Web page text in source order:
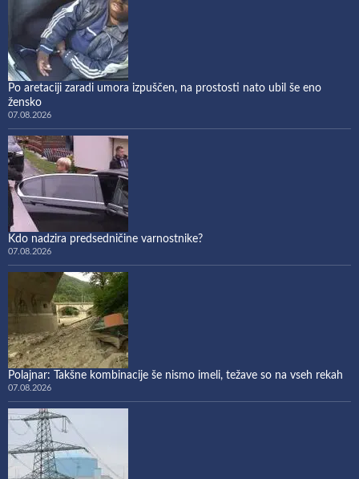
Po aretaciji zaradi umora izpuščen, na prostosti nato ubil še eno
žensko
07.08.2026
Kdo nadzira predsedničine varnostnike?
07.08.2026
Polajnar: Takšne kombinacije še nismo imeli, težave so na vseh rekah
07.08.2026